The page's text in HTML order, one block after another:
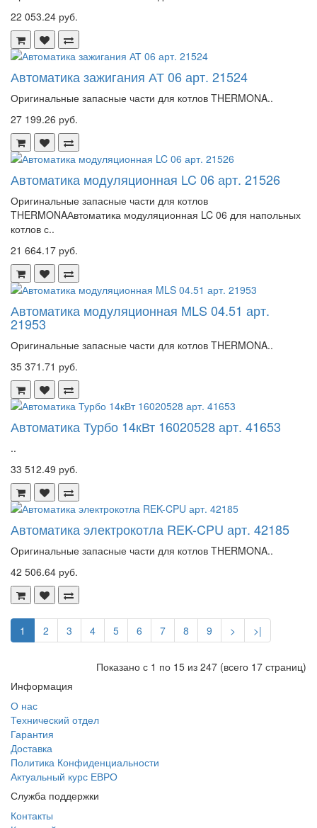
22 053.24 руб.
Автоматика зажигания АТ 06 арт. 21524
Оригинальные запасные части для котлов THERMONA..
27 199.26 руб.
Автоматика модуляционная LC 06 арт. 21526
Оригинальные запасные части для котлов
THERMONAАвтоматика модуляционная LC 06 для напольных
котлов с..
21 664.17 руб.
Автоматика модуляционная MLS 04.51 арт.
21953
Оригинальные запасные части для котлов THERMONA..
35 371.71 руб.
Автоматика Турбо 14кВт 16020528 арт. 41653
..
33 512.49 руб.
Автоматика электрокотла REK-CPU арт. 42185
Оригинальные запасные части для котлов THERMONA..
42 506.64 руб.
1 2 3 4 5 6 7 8 9 > >|
Показано с 1 по 15 из 247 (всего 17 страниц)
Информация
О нас
Технический отдел
Гарантия
Доставка
Политика Конфиденциальности
Актуальный курс ЕВРО
Служба поддержки
Контакты